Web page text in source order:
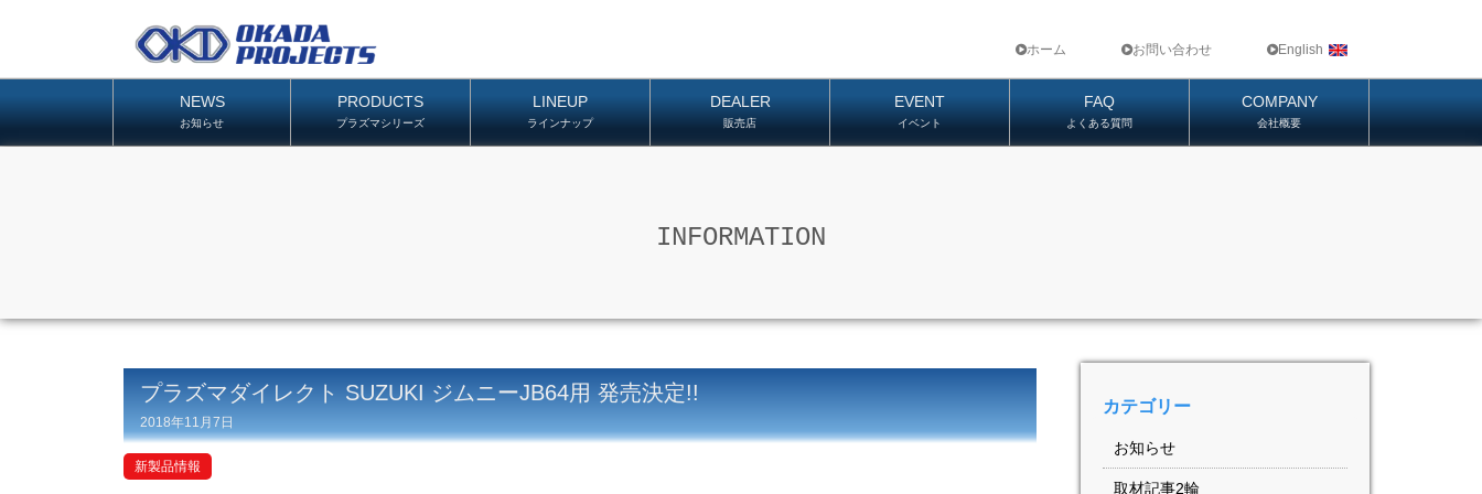
ホーム お問い合わせ English
NEWS
お知らせ
PRODUCTS
プラズマシリーズ
LINEUP
ラインナップ
DEALER
販売店
EVENT
イベント
FAQ
よくある質問
COMPANY
会社概要
INFORMATION
プラズマダイレクト SUZUKI ジムニーJB64用 発売決定!!
2018年11月7日
新製品情報
カテゴリー
お知らせ
取材記事2輪